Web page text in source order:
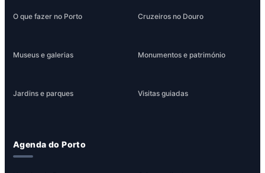
O que fazer no Porto Cruzeiros no Douro
Museus e galerias Monumentos e património
Jardins e parques Visitas guiadas
Agenda do Porto